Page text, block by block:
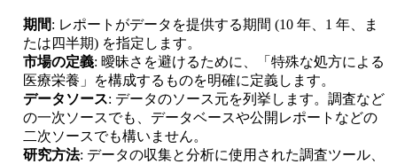
期間: レポートがデータを提供する期間 (10 年、1 年、ま
たは四半期) を指定します。
市場の定義: 曖昧さを避けるために、「特殊な処方による
医療栄養」を構成するものを明確に定義します。
データソース: データのソース元を列挙します。調査など
の一次ソースでも、データベースや公開レポートなどの
二次ソースでも構いません。
研究方法: データの収集と分析に使用された調査ツール、